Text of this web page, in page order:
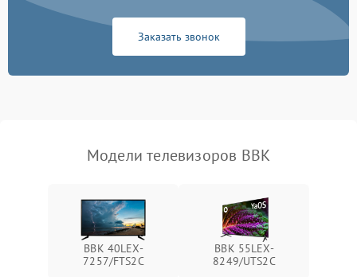
Сетевая
Заказать звонок
Модели телевизоров BBK
BBK 40LEX-
7257/FTS2C
BBK 55LEX-
8249/UTS2C